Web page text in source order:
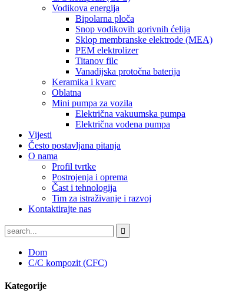
Vodikova energija
Bipolarna ploča
Snop vodikovih gorivnih ćelija
Sklop membranske elektrode (MEA)
PEM elektrolizer
Titanov filc
Vanadijska protočna baterija
Keramika i kvarc
Oblatna
Mini pumpa za vozila
Električna vakuumska pumpa
Električna vodena pumpa
Vijesti
Često postavljana pitanja
O nama
Profil tvrtke
Postrojenja i oprema
Čast i tehnologija
Tim za istraživanje i razvoj
Kontaktirajte nas
Dom
C/C kompozit (CFC)
Kategorije